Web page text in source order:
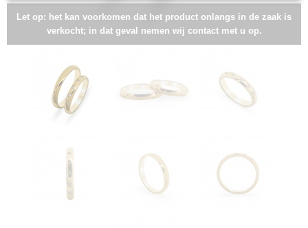
Let op: het kan voorkomen dat het product onlangs in de zaak is
verkocht; in dat geval nemen wij contact met u op.